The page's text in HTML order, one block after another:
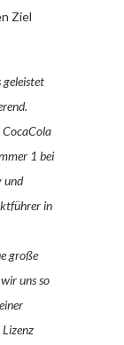
Ziel
geleistet
CocaCola
1 bei
und
in
große
uns so